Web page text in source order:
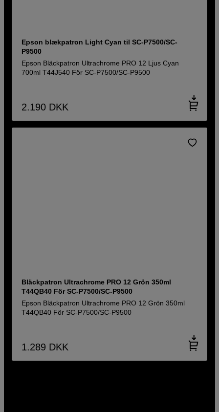
Epson blækpatron Light Cyan til SC-P7500/SC-
P9500
Epson Bläckpatron Ultrachrome PRO 12 Ljus Cyan
700ml T44J540 För SC-P7500/SC-P9500
2.190 DKK
Bläckpatron Ultrachrome PRO 12 Grön 350ml
T44QB40 För SC-P7500/SC-P9500
Epson Bläckpatron Ultrachrome PRO 12 Grön 350ml
T44QB40 För SC-P7500/SC-P9500
1.289 DKK